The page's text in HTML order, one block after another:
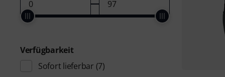
Verfügbarkeit
Sofort lieferbar (7)